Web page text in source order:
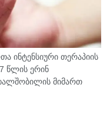
ინტენსიური თერაპიის
წლის ერინ
მიმართ
არ უარყო. საქმე
სკანდალად